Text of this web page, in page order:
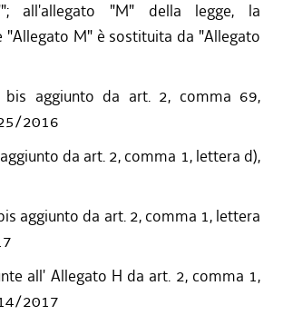
all'allegato "M" della legge, la
"Allegato M" è sostituita da "Allegato
aggiunto da art. 2, comma 69,
2016
da art. 2, comma 1, lettera d),
aggiunto da art. 2, comma 1, lettera
all' Allegato H da art. 2, comma 1,
2017